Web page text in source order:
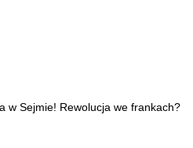
w Sejmie! Rewolucja we frankach?